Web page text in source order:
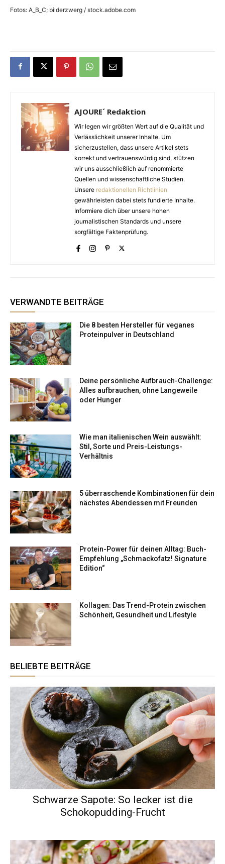
Fotos: A_B_C; bilderzwerg / stock.adobe.com
AJOURE´ Redaktion
Wir legen wir größten Wert auf die Qualität und
Verlässlichkeit unserer Inhalte. Um
sicherzustellen, dass unsere Artikel stets
korrekt und vertrauenswürdig sind, stützen
wir uns ausschließlich auf renommierte
Quellen und wissenschaftliche Studien.
Unsere redaktionellen Richtlinien
gewährleisten dabei stets fundierte Inhalte.
Informiere dich über unsere hohen
journalistischen Standards und unsere
sorgfältige Faktenprüfung.
VERWANDTE BEITRÄGE
Die 8 besten Hersteller für veganes
Proteinpulver in Deutschland
Deine persönliche Aufbrauch-Challenge:
Alles aufbrauchen, ohne Langeweile
oder Hunger
Wie man italienischen Wein auswählt:
Stil, Sorte und Preis-Leistungs-
Verhältnis
5 überraschende Kombinationen für dein
nächstes Abendessen mit Freunden
Protein-Power für deinen Alltag: Buch-
Empfehlung „Schmackofatz! Signature
Edition“
Kollagen: Das Trend-Protein zwischen
Schönheit, Gesundheit und Lifestyle
BELIEBTE BEITRÄGE
Schwarze Sapote: So lecker ist die
Schokopudding-Frucht